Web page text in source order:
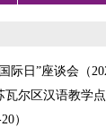
日”座谈会（
尔区汉语教学点
）